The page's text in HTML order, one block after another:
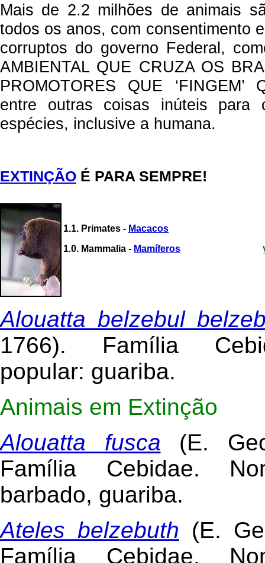
Mais de 2.2 milhões de animais
todos os anos, com consentimento
corruptos do governo Federal,
AMBIENTAL QUE CRUZA OS
PROMOTORES QUE ‘FINGEM’
entre outras coisas inúteis para
espécies, inclusive a humana.
EXTINÇÃO É PARA SEMPRE!
1.1. Primates - Macacos
1.0. Mammalia - Mamíferos
Alouatta belzebul
1766). Família
popular: guariba.
Animais em Extinção
Alouatta fusca
(E.
Família Cebidae.
barbado, guariba.
Ateles belzebuth (E.
Família Cebidae.